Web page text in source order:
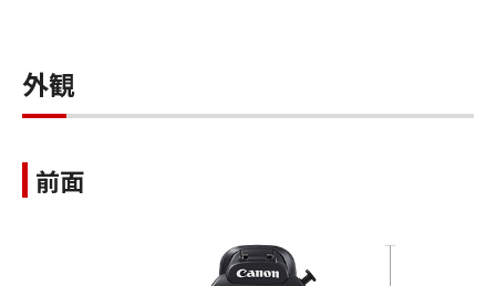
外観
前面